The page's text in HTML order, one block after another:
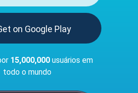
on Google Play
15,000,000usuários em
todo o mundo